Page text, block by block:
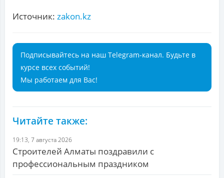
Источник: zakon.kz
Подписывайтесь на наш Telegram-канал. Будьте в
курсе всех событий!
Мы работаем для Вас!
Читайте также:
19:13, 7 августа 2026
Строителей Алматы поздравили с
профессиональным праздником